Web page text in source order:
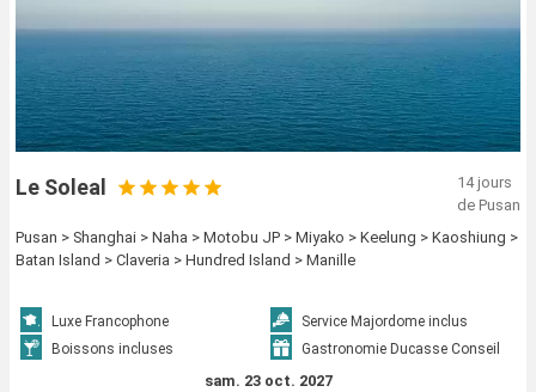
Le Soleal
14 jours
de Pusan
Pusan > Shanghai > Naha > Motobu JP > Miyako > Keelung > Kaoshiung >
Batan Island > Claveria > Hundred Island > Manille
Luxe Francophone
Service Majordome inclus
Boissons incluses
Gastronomie Ducasse Conseil
sam. 23 oct. 2027